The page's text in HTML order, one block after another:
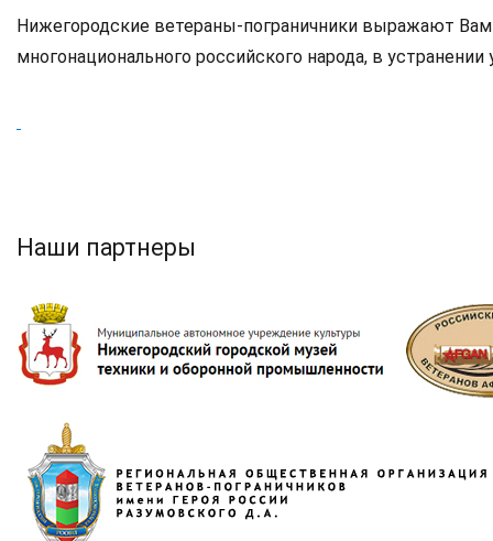
Нижегородские ветераны-пограничники выражают
многонационального российского народа, в
Наши партнеры